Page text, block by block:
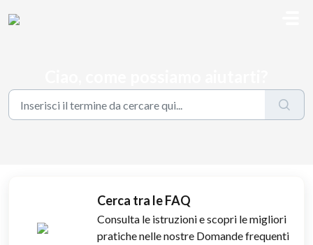
Cerca tra le FAQ
Consulta le istruzioni e scopri le migliori
pratiche nelle nostre Domande frequenti